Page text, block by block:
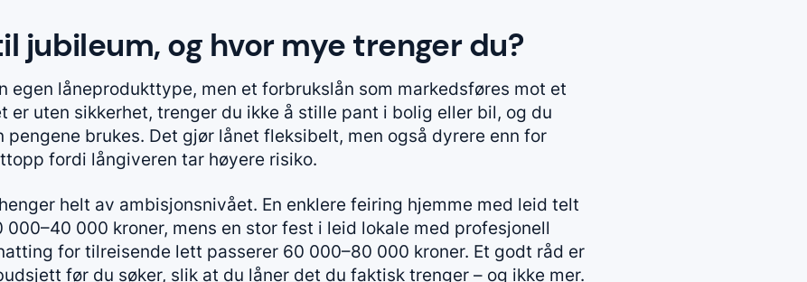
jubileum, og hvor mye trenger du?
egen låneprodukttype, men et forbrukslån som markedsføres mot et
er uten sikkerhet, trenger du ikke å stille pant i bolig eller bil, og du
pengene brukes. Det gjør lånet fleksibelt, men også dyrere enn for
fordi långiveren tar høyere risiko.
helt av ambisjonsnivået. En enklere feiring hjemme med leid telt
000 kroner, mens en stor fest i leid lokale med profesjonell
for tilreisende lett passerer 60 000–80 000 kroner. Et godt råd er
før du søker, slik at du låner det du faktisk trenger – og ikke mer.